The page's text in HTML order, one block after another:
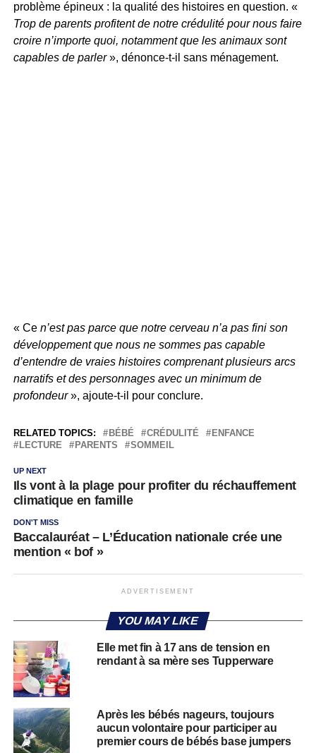
problème épineux : la qualité des histoires en question. «
Trop de parents profitent de notre crédulité pour nous faire
croire n’importe quoi, notamment que les animaux sont
capables de parler», dénonce-t-il sans ménagement.
« Cen’est pas parce que notre cerveau n’a pas fini son
développement que nous ne sommes pas capable
d’entendre de vraies histoires comprenant plusieurs arcs
narratifs et des personnages avec un minimum de
profondeur», ajoute-t-il pour conclure.
RELATED TOPICS: BÉBÉ CRÉDULITÉ
ENFANCE
LECTURE
PARENTS SOMMEIL
UP NEXT
Ils vont à la plage pour profiter du réchauffement
climatique en famille
DON'T MISS
Baccalauréat – L’Éducation nationale crée une
mention « bof »
ADVERTISEMENT
YOU MAY LIKE
Elle met fin à 17 ans de tension en
rendant à sa mère ses Tupperware
Après les bébés nageurs, toujours
aucun volontaire pour participer au
premier cours de bébés base jumpers